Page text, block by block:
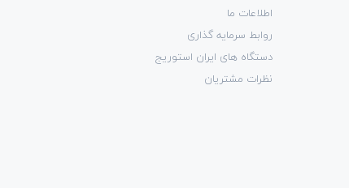
اطلاعات ما
روابط سرمایه گذاری
دستگاه های ایران استوریج
نظرات مشتریان